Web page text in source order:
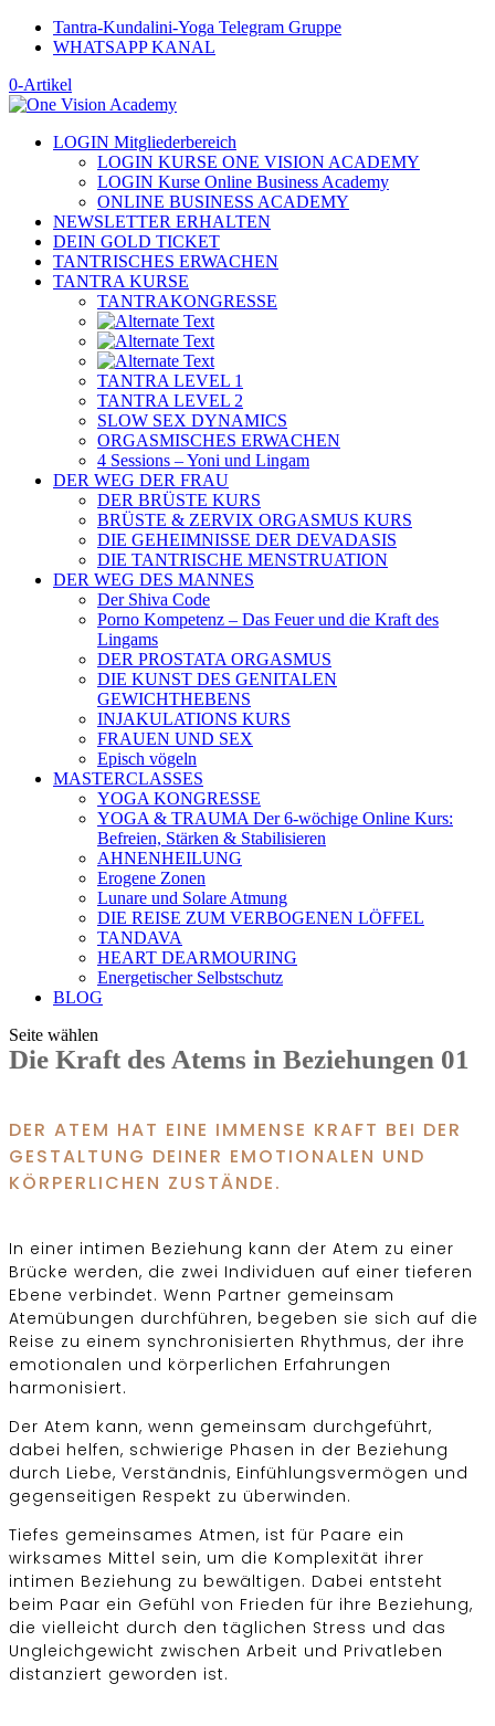
Tantra-Kundalini-Yoga Telegram Gruppe
WHATSAPP KANAL
0-Artikel
LOGIN Mitgliederbereich
LOGIN KURSE ONE VISION ACADEMY
LOGIN Kurse Online Business Academy
ONLINE BUSINESS ACADEMY
NEWSLETTER ERHALTEN
DEIN GOLD TICKET
TANTRISCHES ERWACHEN
TANTRA KURSE
TANTRAKONGRESSE
TANTRA LEVEL 1
TANTRA LEVEL 2
SLOW SEX DYNAMICS
ORGASMISCHES ERWACHEN
4 Sessions – Yoni und Lingam
DER WEG DER FRAU
DER BRÜSTE KURS
BRÜSTE & ZERVIX ORGASMUS KURS
DIE GEHEIMNISSE DER DEVADASIS
DIE TANTRISCHE MENSTRUATION
DER WEG DES MANNES
Der Shiva Code
Porno Kompetenz – Das Feuer und die Kraft des
Lingams
DER PROSTATA ORGASMUS
DIE KUNST DES GENITALEN
GEWICHTHEBENS
INJAKULATIONS KURS
FRAUEN UND SEX
Episch vögeln
MASTERCLASSES
YOGA KONGRESSE
YOGA & TRAUMA Der 6‑wöchige Online Kurs:
Befreien, Stärken & Stabilisieren
AHNENHEILUNG
Erogene Zonen
Lunare und Solare Atmung
DIE REISE ZUM VERBOGENEN LÖFFEL
TANDAVA
HEART DEARMOURING
Energetischer Selbstschutz
BLOG
Seite wählen
Die Kraft des Atems in Beziehungen 01
DER ATEM HAT EINE IMMENSE KRAFT BEI DER
GESTALTUNG DEINER EMOTIONALEN UND
KÖRPERLICHEN ZUSTÄNDE.
In einer intimen Beziehung kann der Atem zu einer
Brücke werden, die zwei Individuen auf einer tieferen
Ebene verbindet. Wenn Partner gemeinsam
Atemübungen durchführen, begeben sie sich auf die
Reise zu einem synchronisierten Rhythmus, der ihre
emotionalen und körperlichen Erfahrungen
harmonisiert.
Der Atem kann, wenn gemeinsam durchgeführt,
dabei helfen, schwierige Phasen in der Beziehung
durch Liebe, Verständnis, Einfühlungsvermögen und
gegenseitigen Respekt zu überwinden.
Tiefes gemeinsames Atmen, ist für Paare ein
wirksames Mittel sein, um die Komplexität ihrer
intimen Beziehung zu bewältigen. Dabei entsteht
beim Paar ein Gefühl von Frieden für ihre Beziehung,
die vielleicht durch den täglichen Stress und das
Ungleichgewicht zwischen Arbeit und Privatleben
distanziert geworden ist.